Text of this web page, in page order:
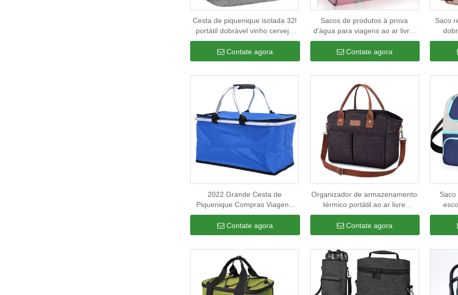
Cesta de piquenique isolada 32l
portátil dobrável vinho cerveja
lata sacos de supermercado à
prova de vazamento refrigerador
cesta para compras
Contate agora
Sacos de produtos à prova
d'água para viagens ao ar livre,
praia, grandes, refrigeradores,
portáteis, isolados, térmicos,
para alimentos, com alça
Contate agora
Saco
2022 Grande Cesta de
Piquenique Compras Viagens
Acampamento Sacos de
Mercearia à Prova de Vazamento
Isolados Dobráveis ​​Bolsa de
Contate agora
Organizador de armazenamento
térmico portátil ao ar livre
feminina senhoras escritório
comida almoço organizador de
armazenamento térmico bolsas
Contate agora
de